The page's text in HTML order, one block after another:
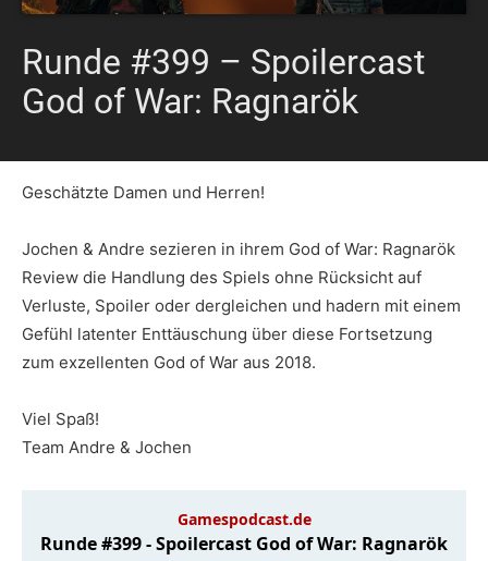
Runde #399 – Spoilercast
God of War: Ragnarök
Geschätzte Damen und Herren!
Jochen & Andre sezieren in ihrem God of War: Ragnarök
Review die Handlung des Spiels ohne Rücksicht auf
Verluste, Spoiler oder dergleichen und hadern mit einem
Gefühl latenter Enttäuschung über diese Fortsetzung
zum exzellenten God of War aus 2018.
Viel Spaß!
Team Andre & Jochen